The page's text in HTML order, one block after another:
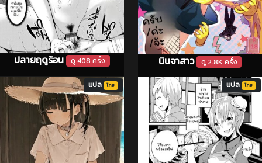
ปลายฤดูร้อน ดู 408 ครั้ง นินจาสาว ดู 2.8K ครั้ง
แปล ไทย แปล ไทย